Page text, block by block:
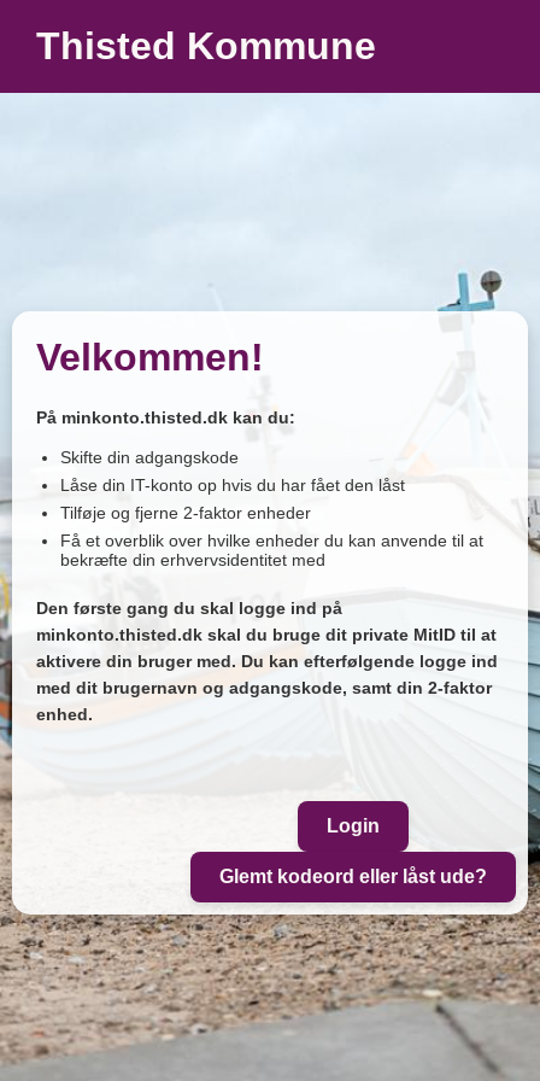
Thisted Kommune
Velkommen!
På minkonto.thisted.dk kan du:
Skifte din adgangskode
Låse din IT-konto op hvis du har fået den låst
Tilføje og fjerne 2-faktor enheder
Få et overblik over hvilke enheder du kan anvende til at
bekræfte din erhvervsidentitet med
Den første gang du skal logge ind på
minkonto.thisted.dk skal du bruge dit private MitID til at
aktivere din bruger med. Du kan efterfølgende logge ind
med dit brugernavn og adgangskode, samt din 2-faktor
enhed.
Login
Glemt kodeord eller låst ude?